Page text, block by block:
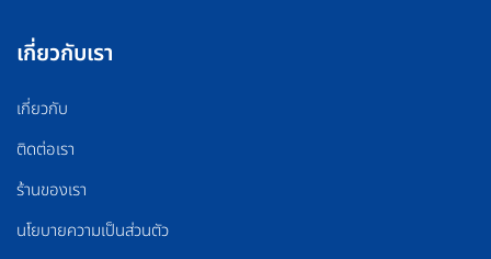
เกี่ยวกับเรา
เกี่ยวกับ
ติดต่อเรา
ร้านของเรา
นโยบายความเป็นส่วนตัว